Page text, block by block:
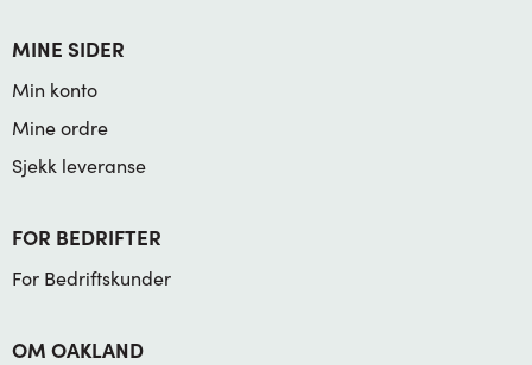
MINE SIDER
Min konto
Mine ordre
Sjekk leveranse
FOR BEDRIFTER
For Bedriftskunder
OM OAKLAND